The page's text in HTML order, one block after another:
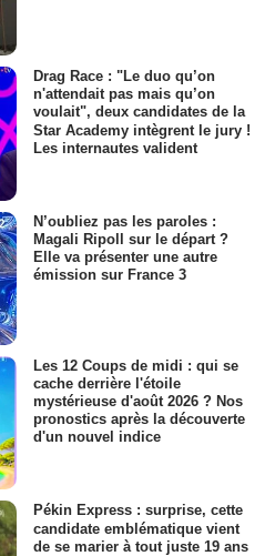
Drag Race : "Le duo qu’on
n'attendait pas mais qu’on
voulait", deux candidates de la
Star Academy intègrent le jury !
Les internautes valident
N’oubliez pas les paroles :
Magali Ripoll sur le départ ?
Elle va présenter une autre
émission sur France 3
Les 12 Coups de midi : qui se
cache derrière l'étoile
mystérieuse d'août 2026 ? Nos
pronostics après la découverte
d'un nouvel indice
Pékin Express : surprise, cette
candidate emblématique vient
de se marier à tout juste 19 ans